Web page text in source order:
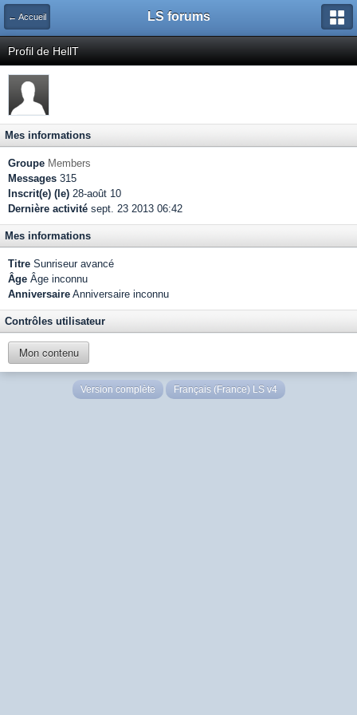
← Accueil LS forums
Profil de HellT
Mes informations
Groupe Members
Messages 315
Inscrit(e) (le) 28-août 10
Dernière activité sept. 23 2013 06:42
Mes informations
Titre Sunriseur avancé
Âge Âge inconnu
Anniversaire Anniversaire inconnu
Contrôles utilisateur
Mon contenu
Version complète Français (France) LS v4